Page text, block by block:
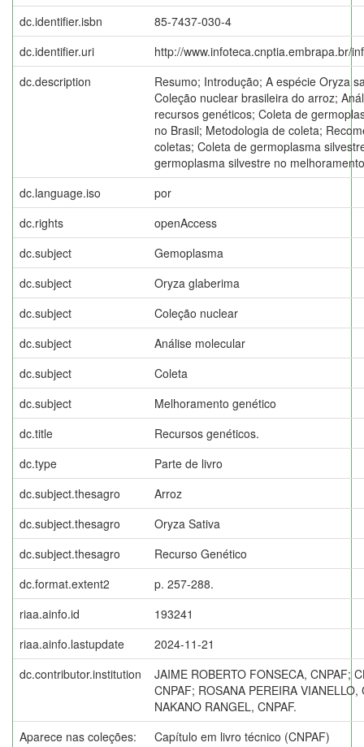
dc.identifier.isbn
85-7437-030-4
dc.identifier.uri
http://www.infoteca.cnptia.embrapa.br/
dc.description
Resumo; Introdução; A espécie Oryza
Coleção nuclear brasileira do arroz;
recursos genéticos; Coleta de
no Brasil; Metodologia de coleta;
coletas; Coleta de germoplasma
germoplasma silvestre no
dc.language.iso
por
dc.rights
openAccess
dc.subject
Gemoplasma
dc.subject
Oryza glaberima
dc.subject
Coleção nuclear
dc.subject
Análise molecular
dc.subject
Coleta
dc.subject
Melhoramento genético
dc.title
Recursos genéticos.
dc.type
Parte de livro
dc.subject.thesagro
Arroz
dc.subject.thesagro
Oryza Sativa
dc.subject.thesagro
Recurso Genético
dc.format.extent2
p. 257-288.
riaa.ainfo.id
193241
riaa.ainfo.lastupdate
2024-11-21
dc.contributor.institution
JAIME ROBERTO FONSECA, CNPAF;
CNPAF; ROSANA PEREIRA VIANELLO,
NAKANO RANGEL, CNPAF.
Aparece nas coleções:
Capítulo em livro técnico (CNPAF)